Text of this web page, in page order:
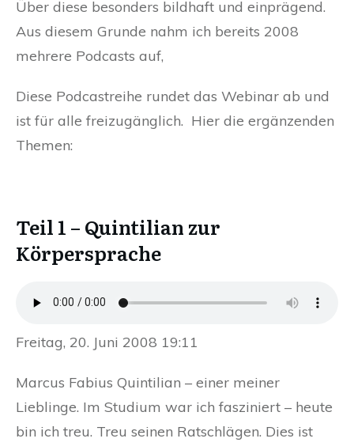
Über diese besonders bildhaft und einprägend.
Aus diesem Grunde nahm ich bereits 2008
mehrere Podcasts auf,
Diese Podcastreihe rundet das Webinar ab und
ist für alle freizugänglich. Hier die ergänzenden
Themen:
Teil 1 – Quintilian zur
Körpersprache
Freitag, 20. Juni 2008 19:11
Marcus Fabius Quintilian – einer meiner
Lieblinge. Im Studium war ich fasziniert – heute
bin ich treu. Treu seinen Ratschlägen. Dies ist